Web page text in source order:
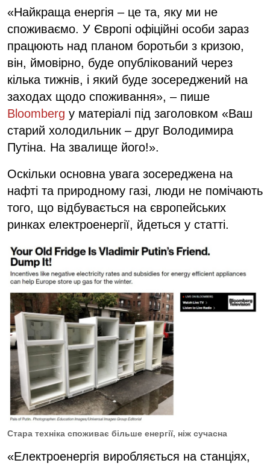
«Найкраща енергія – це та, яку ми не
споживаємо. У Європі офіційні особи зараз
працюють над планом боротьби з кризою,
він, ймовірно, буде опублікований через
кілька тижнів, і який буде зосереджений на
заходах щодо споживання», – пише
Bloomberg у матеріалі під заголовком «Ваш
старий холодильник – друг Володимира
Путіна. На звалище його!».
Оскільки основна увага зосереджена на
нафті та природному газі, люди не помічають
того, що відбувається на європейських
ринках електроенергії, йдеться у статті.
Стара техніка споживає більше енергії, ніж сучасна
«Електроенергія виробляється на станціях,